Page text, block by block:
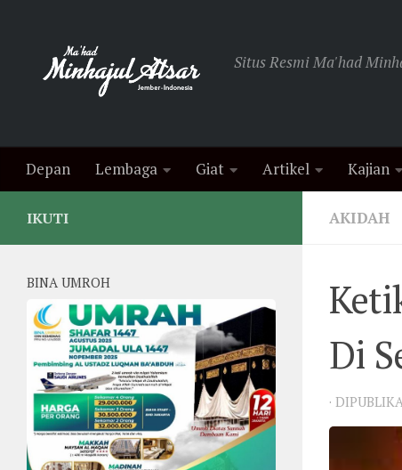
Situs Resmi Ma'had
Depan Lembaga Giat Artikel Kajian
AKIDAH
Di
·
IKUTI
BINA UMROH